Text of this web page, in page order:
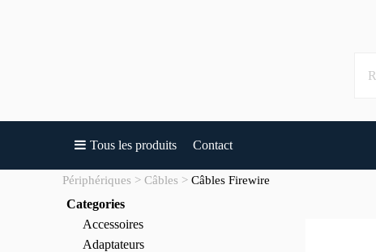
Tous les produits Contact
Périphériques Câbles Câbles Firewire
Categories
Accessoires
Adaptateurs